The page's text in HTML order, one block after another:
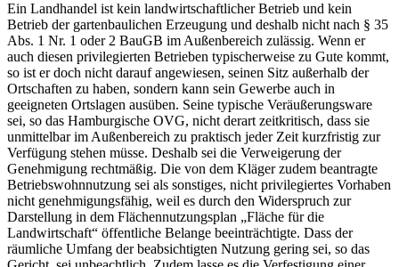
Ein Landhandel ist kein landwirtschaftlicher Betrieb und kein
Betrieb der gartenbaulichen Erzeugung und deshalb nicht nach § 35
Abs. 1 Nr. 1 oder 2 BauGB im Außenbereich zulässig. Wenn er
auch diesen privilegierten Betrieben typischerweise zu Gute kommt,
so ist er doch nicht darauf angewiesen, seinen Sitz außerhalb der
Ortschaften zu haben, sondern kann sein Gewerbe auch in
geeigneten Ortslagen ausüben. Seine typische Veräußerungsware
sei, so das Hamburgische OVG, nicht derart zeitkritisch, dass sie
unmittelbar im Außenbereich zu praktisch jeder Zeit kurzfristig zur
Verfügung stehen müsse. Deshalb sei die Verweigerung der
Genehmigung rechtmäßig. Die von dem Kläger zudem beantragte
Betriebswohnnutzung sei als sonstiges, nicht privilegiertes Vorhaben
nicht genehmigungsfähig, weil es durch den Widerspruch zur
Darstellung in dem Flächennutzungsplan „Fläche für die
Landwirtschaft“ öffentliche Belange beeinträchtigte. Dass der
räumliche Umfang der beabsichtigten Nutzung gering sei, so das